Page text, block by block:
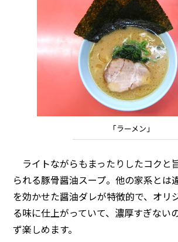
「ラーメン」
ライトながらもまったりしたコクと
られる豚骨醤油スープ。他の家系とは
を効かせた醤油ダレが特徴的で、オリ
る味に仕上がっていて、濃厚すぎない
ず楽しめます。